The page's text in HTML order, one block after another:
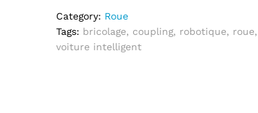
Category: Roue
Tags: bricolage, coupling, robotique, roue,
voiture intelligent